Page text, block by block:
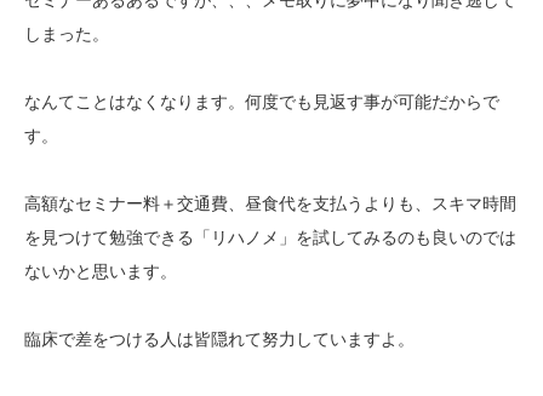
しまった。
なんてことはなくなります。何度でも見返す事が可能だからで
す。
高額なセミナー料＋交通費、昼食代を支払うよりも、スキマ時間
を見つけて勉強できる「リハノメ」を試してみるのも良いのでは
ないかと思います。
臨床で差をつける人は皆隠れて努力していますよ。